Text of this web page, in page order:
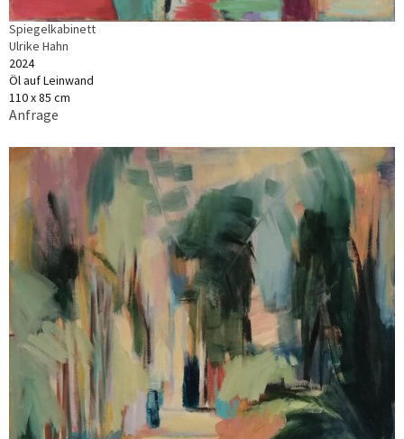
Spiegelkabinett
Ulrike Hahn
2024
Öl auf Leinwand
110 x 85 cm
Anfrage